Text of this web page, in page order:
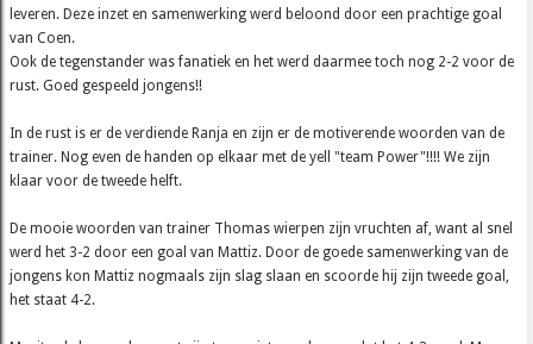
leveren. Deze inzet en samenwerking werd beloond door een prachtige goal
van Coen.
Ook de tegenstander was fanatiek en het werd daarmee toch nog 2-2 voor de
rust. Goed gespeeld jongens!!
In de rust is er de verdiende Ranja en zijn er de motiverende woorden van de
trainer. Nog even de handen op elkaar met de yell "team Power"!!!! We zijn
klaar voor de tweede helft.
De mooie woorden van trainer Thomas wierpen zijn vruchten af, want al snel
werd het 3-2 door een goal van Mattiz. Door de goede samenwerking van de
jongens kon Mattiz nogmaals zijn slag slaan en scoorde hij zijn tweede goal,
het staat 4-2.